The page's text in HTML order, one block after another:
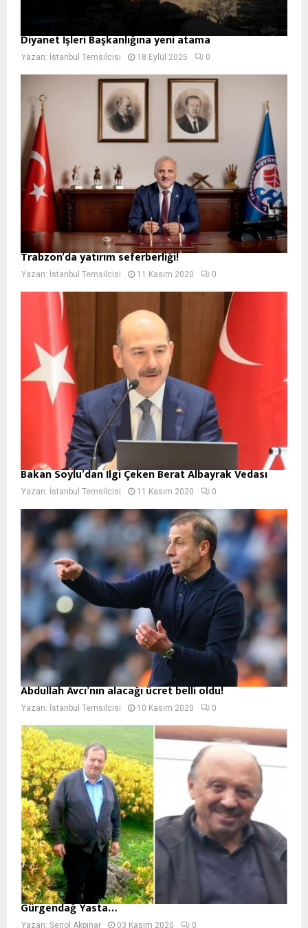
Diyanet İşleri Başkanlığına yeni atama
Yazan: İstanbul Temsilcisi 18 Eylül 2025 0
Trabzon’da yatırım seferberliği!
Yazan: İstanbul Temsilcisi 11 Kasım 2020 0
Bakan Soylu’dan İlgi Çeken Berat Albayrak Vedası
Yazan: İstanbul Temsilcisi 11 Kasım 2020 0
Abdullah Avcı’nın alacağı ücret belli oldu!
Yazan: İstanbul Temsilcisi 10 Kasım 2020 0
Gürgendağ Yasta…
Yazan: Şenol Akpınar 03 Kasım 2020 0